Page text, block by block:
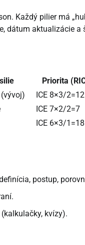
Každý pilier má
dátum aktualizácie
Priorita
ICE 8×3/2=12
ICE 7×2/2=7
ICE 6×3/1=18
postup,
kvízy).